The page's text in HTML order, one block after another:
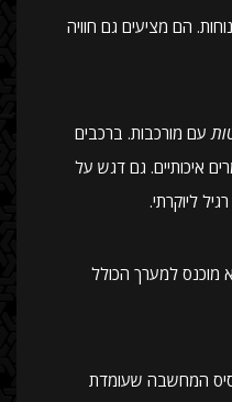
הם מציעים גם חוויה
עם מורכבות. ברכבים
איכותיים. גם דגש על
ליוקרתי.
מוכנס למערך הכולל
המחשבה שעומדת